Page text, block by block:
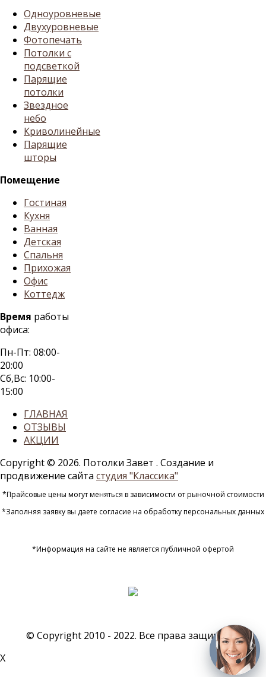
Одноуровневые
Двухуровневые
Фотопечать
Потолки с
подсветкой
Парящие
потолки
Звездное
небо
Криволинейные
Парящие
шторы
Помещение
Гостиная
Кухня
Ванная
Детская
Спальня
Прихожая
Офис
Коттедж
Время работы
офиса:
Пн-Пт: 08:00-
20:00
Сб,Вс: 10:00-
15:00
ГЛАВНАЯ
ОТЗЫВЫ
АКЦИИ
Copyright © 2026. Потолки Завет . Создание и
продвижение сайта студия "Классика"
*Прайсовые цены могут меняться в зависимости от рыночной стоимости
*Заполняя заявку вы даете согласие на обработку персональных данных
*Информация на сайте не является публичной офертой
© Copyright 2010 - 2022. Все права защищены
X